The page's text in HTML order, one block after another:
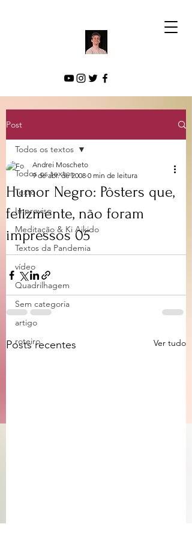
Post
Todos os textos
Texto
Improviso
Meditação & Ki Aikido
Textos da Pandemia
vídeo
Quadrilhagem
Sem categoria
artigo
roteiro
Todos os textos
Humor Negro: Pôsters que,
felizmente, não foram
impressos 05
Andrei Moscheto
9 de abr. de 2008 0 min de leitura
Posts recentes Ver tudo